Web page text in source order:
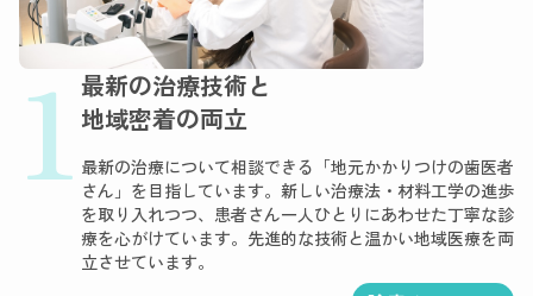
1 最新の治療技術と
地域密着の両立
最新の治療について相談できる「地元かかりつけの歯医者
さん」を目指しています。新しい治療法・材料工学の進歩
を取り入れつつ、患者さん一人ひとりにあわせた丁寧な診
療を心がけています。先進的な技術と温かい地域医療を両
立させています。